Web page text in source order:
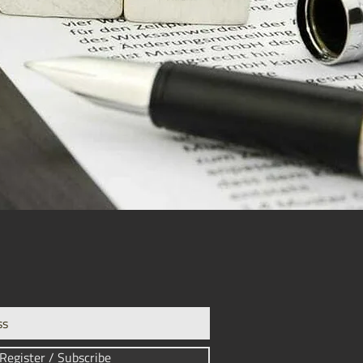
/ Subscribe